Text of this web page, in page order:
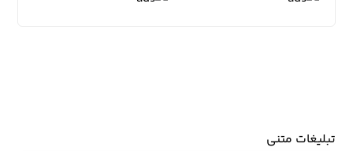
تبلیغات متنی